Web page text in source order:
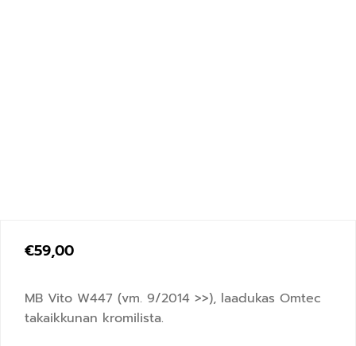
€59,00
MB Vito W447 (vm. 9/2014 >>), laadukas Omtec
takaikkunan kromilista.